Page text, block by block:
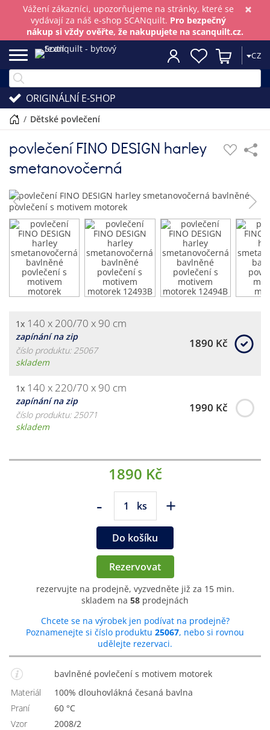
×
Vážení zákazníci, upozorňujeme na stránky, které se
vydávají za náš e-shop SCANquilt. Pro bezpečný
nákup si vždy ověřte, že nakupujete na scanquilt.cz.
CZ
ORIGINÁLNÍ E-SHOP
/ dětské povlečení
povlečení FINO DESIGN harley
smetanovočerná
1x 140 x 200/70 x 90 cm
zapínání na zip
číslo produktu: 25067
skladem
1890 Kč
1x 140 x 220/70 x 90 cm
zapínání na zip
číslo produktu: 25071
skladem
1990 Kč
1890 Kč
- ks +
Do košíku
Rezervovat
rezervujte na prodejně, vyzvedněte již za 15 min.
skladem na 58 prodejnách
Chcete se na výrobek jen podívat na prodejně?
Poznamenejte si číslo produktu 25067, nebo si rovnou
udělejte rezervaci.
bavlněné povlečení s motivem motorek
Materiál
100% dlouhovlákná česaná bavlna
Praní
60 °C
Vzor
2008/2